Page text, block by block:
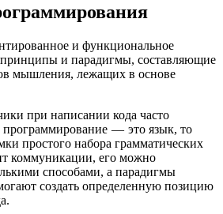
и функциональное
и парадигмы, составляющие
мышления, лежащих в основе
при написании кода часто
программирование — это язык, то
простого набора грамматических
коммуникации, его можно
способами, а парадигмы
создать определенную позицию